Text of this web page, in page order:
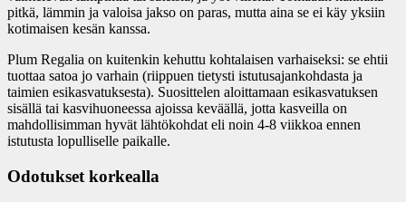
pitkä, lämmin ja valoisa jakso on paras, mutta aina se ei käy yksiin
kotimaisen kesän kanssa.
Plum Regalia on kuitenkin kehuttu kohtalaisen varhaiseksi: se ehtii
tuottaa satoa jo varhain (riippuen tietysti istutusajankohdasta ja
taimien esikasvatuksesta). Suosittelen aloittamaan esikasvatuksen
sisällä tai kasvihuoneessa ajoissa keväällä, jotta kasveilla on
mahdollisimman hyvät lähtökohdat eli noin 4-8 viikkoa ennen
istutusta lopulliselle paikalle.
Odotukset korkealla